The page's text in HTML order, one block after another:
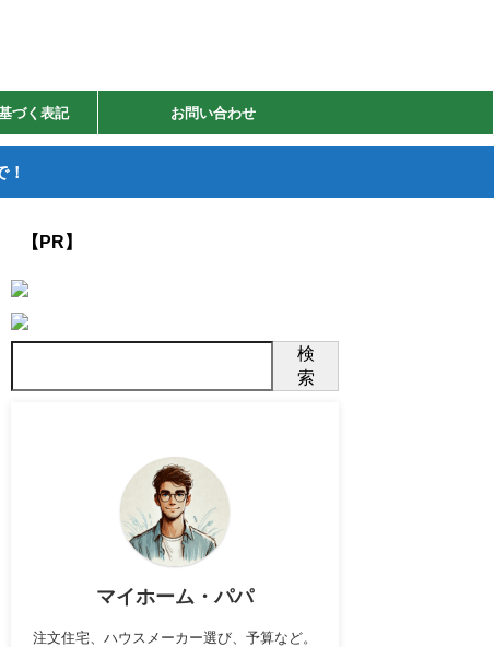
づく表記 お問い合わせ
【PR】
検
索
マイホーム・パパ
注文住宅、ハウスメーカー選び、予算など。